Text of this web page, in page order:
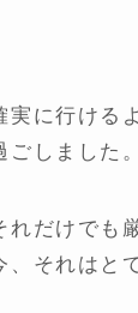
実に行ける
しました。
れだけでも
、それはと